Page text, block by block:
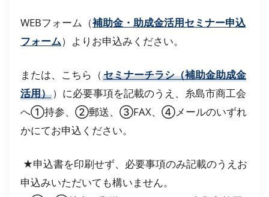
WEBフォーム（補助金・助成金活用セミナー申込
フォーム）よりお申込みください。
または、こちら（セミナーチラシ（補助金助成金
活用））に必要事項を記載のうえ、糸島市商工会
へ①持参、②郵送、③FAX、④メールのいずれ
かにてお申込ください。
★申込書を印刷せず、必要事項のみ記載のうえお
申込みいただいても構いません。